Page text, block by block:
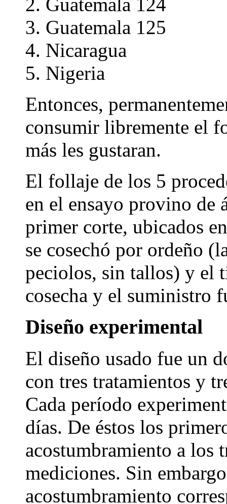
3. Guatemala 125
4. Nicaragua
5. Nigeria
Entonces,
consumir libremente el
más les gustaran.
El follaje de los 5
en el ensayo provino de
primer corte, ubicados
se cosechó por ordeño
peciolos, sin tallos) y el
cosecha y el suministro
Diseño experimental
El diseño usado fue un
con tres tratamientos y
Cada período
días. De éstos los
acostumbramiento a los
mediciones. Sin
acostumbramiento